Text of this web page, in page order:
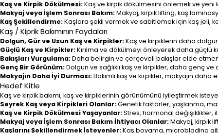
Kaş ve Kirpik Dökülmesi:Kaş ve kirpik dökülmesini önlemek ve yeni
Makyaj veya İşlem Sonrası Bakım:Makyaj, kirpik lifting, kaş
Kaş Şekillendirme:Kaşlara şekil vermek ve sabitlemek için kaş jeli,
Kaş / Kiprik Bakımının Faydaları
Dolgun, Gür ve Uzun Kaş ve Kirpikler:Kaş ve kirpiklerin daha
Güçlü Kaş ve Kirpikler:Kırılma ve dökülmeyi önleyerek daha güçlü
Bakışları Vurgulama:Daha belirgin ve çerçeveli bakışlar elde
Genç Bir Görünüm:Dolgun ve sağlıklı kaş ve kirpikler, daha genç
Makyajın Daha İyi Durması:Bakımlı kaş ve kirpikler, makyajın daha
Hedef Kitle
Kaş ve kirpik bakımı, kaş ve kirpiklerinin görünümünü iyileştirmek
Seyrek Kaş veya Kirpikleri Olanlar:Genetik faktörler, yaşlanma,
Kaş ve Kirpik Dökülmesi Yaşayanlar:Stres, hormonal değişiklikler,
Makyaj veya İşlem Sonrası Bakım İhtiyacı Olanlar:Makyaj, kirpik
Kaşlarını Şekillendirmek İsteyenler:Kaş boyama, microblading